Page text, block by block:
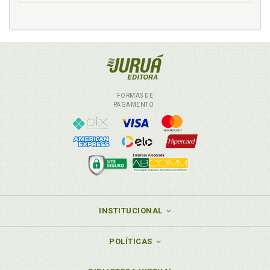
Fernando Martinic Sá, p. 107
Direito. Análise econômica do direito e seguridade
social: primeiras observações. Marco Aurélio Serau
Direito Previdenciário. Aspectos da desaposentação
no Direito Previdenciário brasileiro. Fernando
Martinic Sá, p. 107
Direitos sociais. Jurisdição constitucional: entre
direitos sociais fundamentais e a cláusula da
Judiciário. Carlos Luiz Strapazzon e Roberto Di
benefícios previdenciários. Mauro Ribeiro Borges, p.
FORMAS DE
PAGAMENTO
INSTITUCIONAL
POLÍTICAS